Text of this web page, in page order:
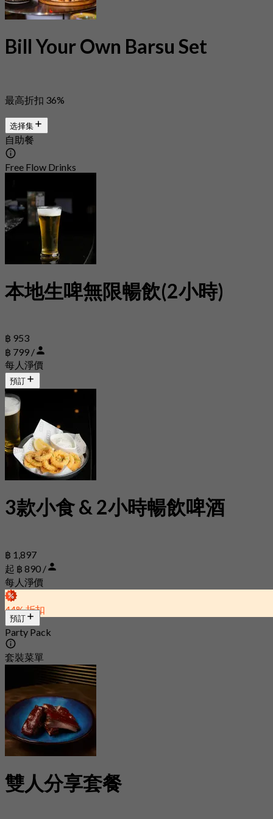
Bill Your Own Barsu Set
最高折扣 36%
选择集
自助餐
Free Flow Drinks
本地生啤無限暢飲(2小時)
฿ 953
฿ 799 /
每人淨價
預訂
3款小食 & 2小時暢飲啤酒
฿ 1,897
起 ฿ 890 /
每人淨價
44% 折扣
預訂
Party Pack
套裝菜單
雙人分享套餐